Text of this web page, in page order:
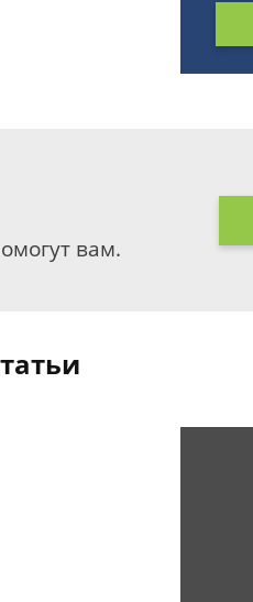
вам.